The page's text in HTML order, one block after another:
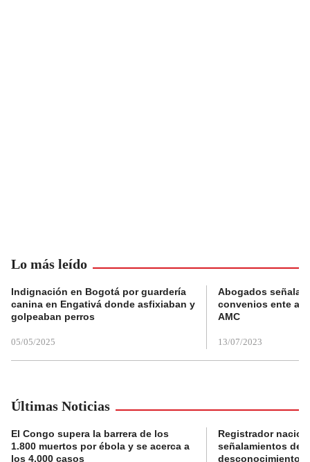
Lo más leído
Indignación en Bogotá por guardería
canina en Engativá donde asfixiaban y
golpeaban perros
05/05/2025
Abogados
convenios ente
AMC
13/07/2023
Últimas Noticias
El Congo supera la barrera de los
1.800 muertos por ébola y se acerca a
los 4.000 casos
Registrador
señalamientos de
desconocimiento